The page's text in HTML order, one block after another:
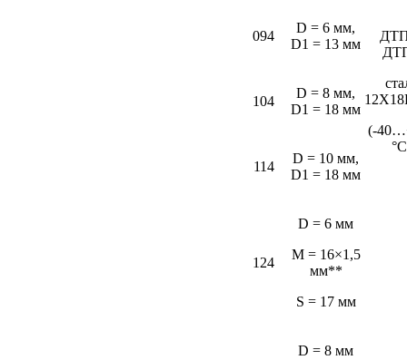
(-
094
D = 6 мм,
D1 = 13 мм
104
D = 8 мм,
D1 = 18 мм
114
D = 10 мм,
D1 = 18 мм
124
D = 6 мм
M = 16×1,5
мм**
S = 17 мм
D = 8 мм